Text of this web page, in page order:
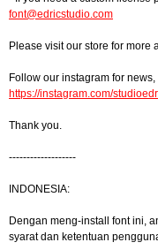
font@edricstudio.com
Please visit our store for more
Follow our instagram for
https://instagram.com/
Thank you.
-------------------
INDONESIA:
Dengan meng-install font ini,
syarat dan ketentuan